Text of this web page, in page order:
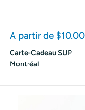
Prix
réduit
A partir de $10.00
Carte-Cadeau SUP
Montréal